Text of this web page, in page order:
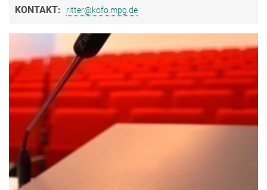
KONTAKT: ritter@kofo.mpg.de